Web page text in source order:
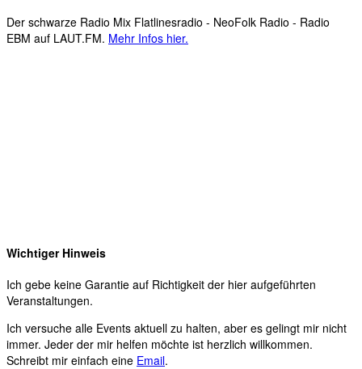
Der schwarze Radio Mix Flatlinesradio - NeoFolk Radio - Radio
EBM auf LAUT.FM. Mehr Infos hier.
Wichtiger Hinweis
Ich gebe keine Garantie auf Richtigkeit der hier aufgeführten
Veranstaltungen.
Ich versuche alle Events aktuell zu halten, aber es gelingt mir nicht
immer. Jeder der mir helfen möchte ist herzlich willkommen.
Schreibt mir einfach eine Email.